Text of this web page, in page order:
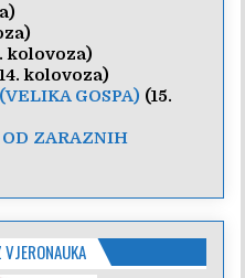
kolovoza)
kolovoza)
GOSPA) (15.
ZARAZNIH